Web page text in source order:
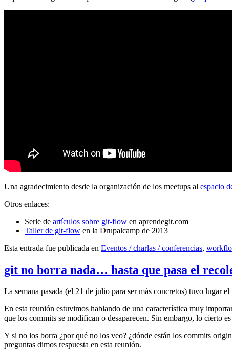
Una agradecimiento desde la organización de los meetups al espacio
Otros enlaces:
Serie de artículos sobre git-flow en aprendegit.com
Taller de git-flow en la Drupalcamp de 2013
Esta entrada fue publicada en Eventos / charlas / conferencias,
git no borra nada… hasta que pasa el
La semana pasada (el 21 de julio para ser más concretos) tuvo lugar el
En esta reunión estuvimos hablando de una característica muy
que los commits se modifican o desaparecen. Sin embargo, lo cierto
Y si no los borra ¿por qué no los veo? ¿dónde están los commits
preguntas dimos respuesta en esta reunión.